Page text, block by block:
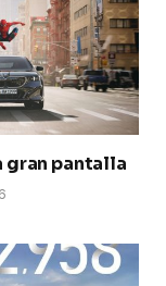
gran pantalla